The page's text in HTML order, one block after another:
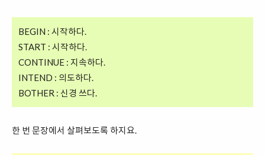
BEGIN : 시작하다.
START : 시작하다.
CONTINUE : 지속하다.
INTEND : 의도하다.
BOTHER : 신경 쓰다.
한 번 문장에서 살펴보도록 하지요.